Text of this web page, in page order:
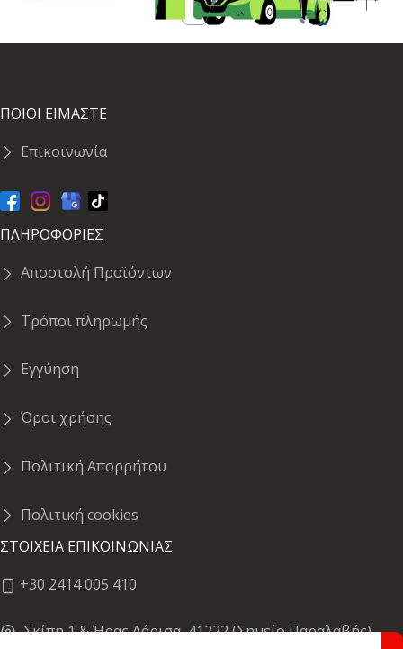
ΠΟΙΟΙ ΕΙΜΑΣΤΕ
Επικοινωνία
ΠΛΗΡΟΦΟΡΙΕΣ
Αποστολή Προϊόντων
Τρόποι πληρωμής
Εγγύηση
Όροι χρήσης
Πολιτική Απορρήτου
Πολιτική cookies
ΣΤΟΙΧΕΙΑ ΕΠΙΚΟΙΝΩΝΙΑΣ
+30 2414 005 410
Σκίπη 1 & Ήρας,Λάρισα, 41222 (Σημείο Παραλαβής)